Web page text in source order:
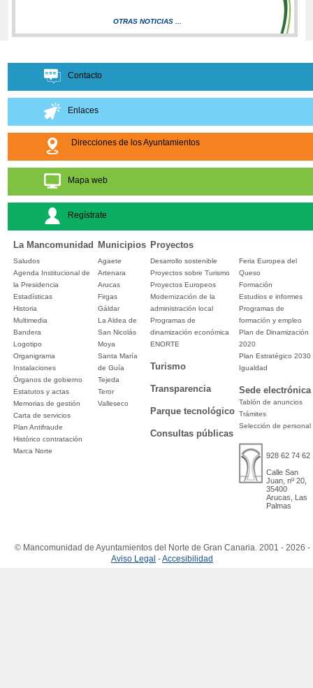
OTRAS NOTICIAS ...
Contacto
Enlaces
Direcciones de los Ayuntamientos
Mapa web
Regístrate
La Mancomunidad Municipios Proyectos
Saludos
Agenda Institucional de
la Presidencia
Estadísticas
Historia
Multimedia
Bandera
Logotipo
Organigrama
Instalaciones
Órganos de gobierno
Estatutos y actas
Memorias de gestión
Carta de servicios
Plan Antifraude
Histórico contratación
Marca Norte
Agaete
Artenara
Arucas
Firgas
Gáldar
La Aldea de
San Nicolás
Moya
Santa María
de Guía
Tejeda
Teror
Valleseco
Desarrollo sostenible
Proyectos sobre Turismo
Proyectos Europeos
Modernización de la
administración local
Programas de
dinamización económica
ENORTE
Turismo
Transparencia
Parque tecnológico
Consultas públicas
Feria Europea del
Queso
Formación
Estudios e informes
Programas de
formación y empleo
Plan de Dinamización
2020
Plan Estratégico 2030
Igualdad
Sede electrónica
Tablón de anuncios
Trámites
Selección de personal
928 62 74 62
Calle San
Juan, nº 20,
35400
Arucas, Las
Palmas
© Mancomunidad de Ayuntamientos del Norte de Gran Canaria. 2001 - 2026 -
Aviso Legal -Accesibilidad